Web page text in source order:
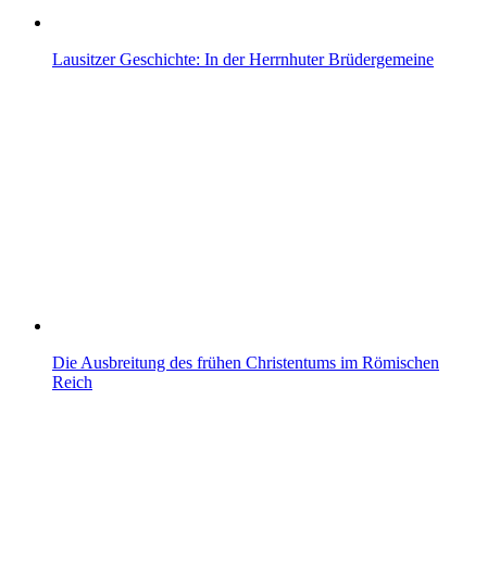
Lausitzer Geschichte: In der Herrnhuter Brüdergemeine
Die Ausbreitung des frühen Christentums im Römischen
Reich